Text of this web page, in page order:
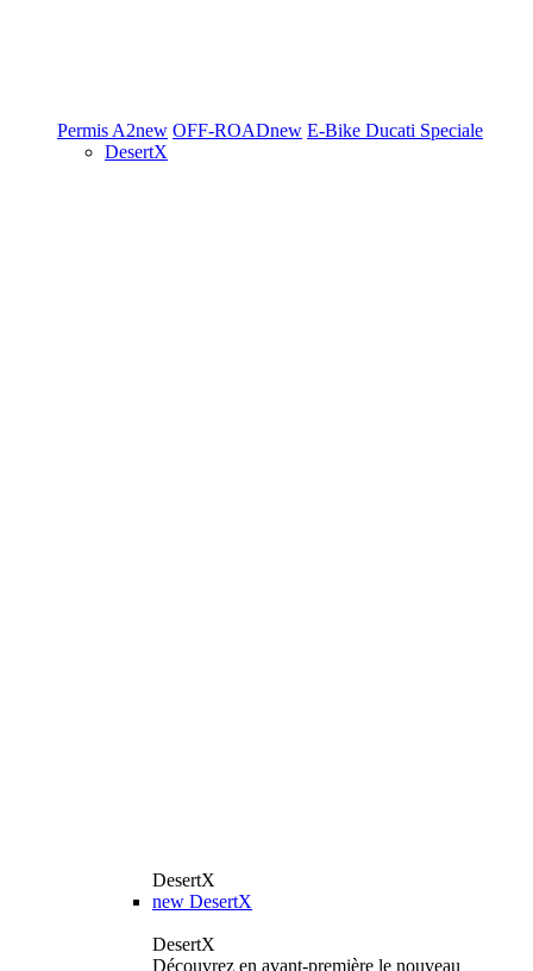
Permis A2new OFF-ROADnew E-Bike Ducati Speciale
DesertX
DesertX
new DesertX
DesertX
Découvrez en avant-première le nouveau